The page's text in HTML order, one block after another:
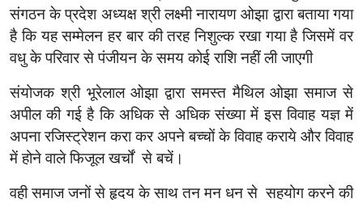
संगठन के प्रदेश अध्यक्ष श्री लक्ष्मी नारायण ओझा द्वारा बताया गया
है कि यह सम्मेलन हर बार की तरह निशुल्क रखा गया है जिसमें वर
वधु के परिवार से पंजीयन के समय कोई राशि नहीं ली जाएगी
संयोजक श्री भूरेलाल ओझा द्वारा समस्त मैथिल ओझा समाज से
अपील की गई है कि अधिक से अधिक संख्या में इस विवाह यज्ञ में
अपना रजिस्ट्रेशन करा कर अपने बच्चों के विवाह कराये और विवाह
में होने वाले फिजूल खर्चों से बचें।
वही समाज जनों से हृदय के साथ तन मन धन से सहयोग करने की